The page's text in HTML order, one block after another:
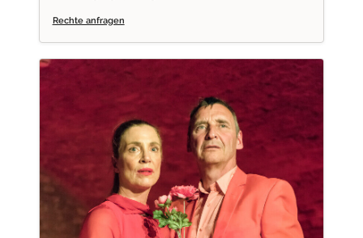
Rechte anfragen